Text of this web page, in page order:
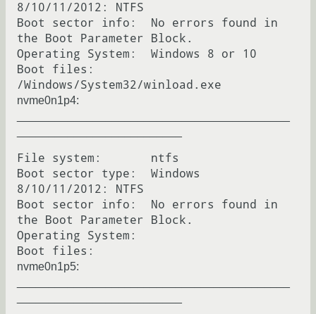
8/10/11/2012: NTFS
Boot sector info:  No errors found in
the Boot Parameter Block.
Operating System:  Windows 8 or 10
Boot files:
nvme0n1p4:
File system:       ntfs
Boot sector type:  Windows
8/10/11/2012: NTFS
Boot sector info:  No errors found in
the Boot Parameter Block.
Operating System:
nvme0n1p5: